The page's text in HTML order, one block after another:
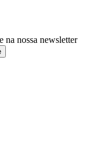
na nossa newsletter